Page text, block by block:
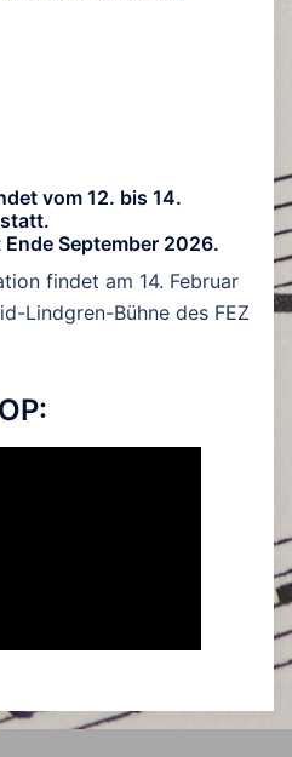
vom 12. bis 14.
September 2026.
findet am 14. Februar
Lindgren-Bühne des FEZ